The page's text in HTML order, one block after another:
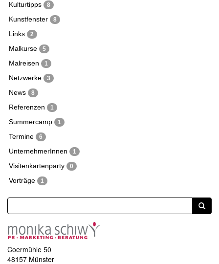
Kulturtipps 8
Kunstfenster 8
Links 2
Malkurse 5
Malreisen 1
Netzwerke 3
News 8
Referenzen 1
Summercamp 1
Termine 6
UnternehmerInnen 1
Visitenkartenparty 0
Vorträge 1
Coermühle 50
48157 Münster